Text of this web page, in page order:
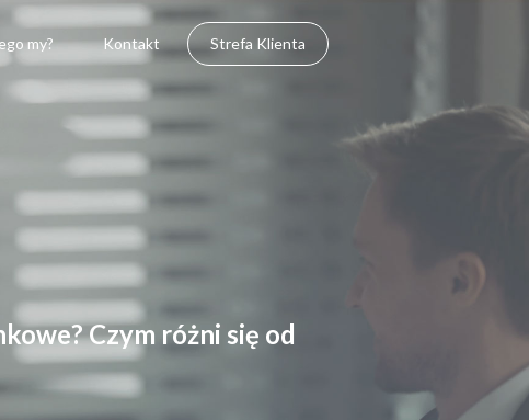
my? Kontakt Strefa Klienta
Czym różni się od